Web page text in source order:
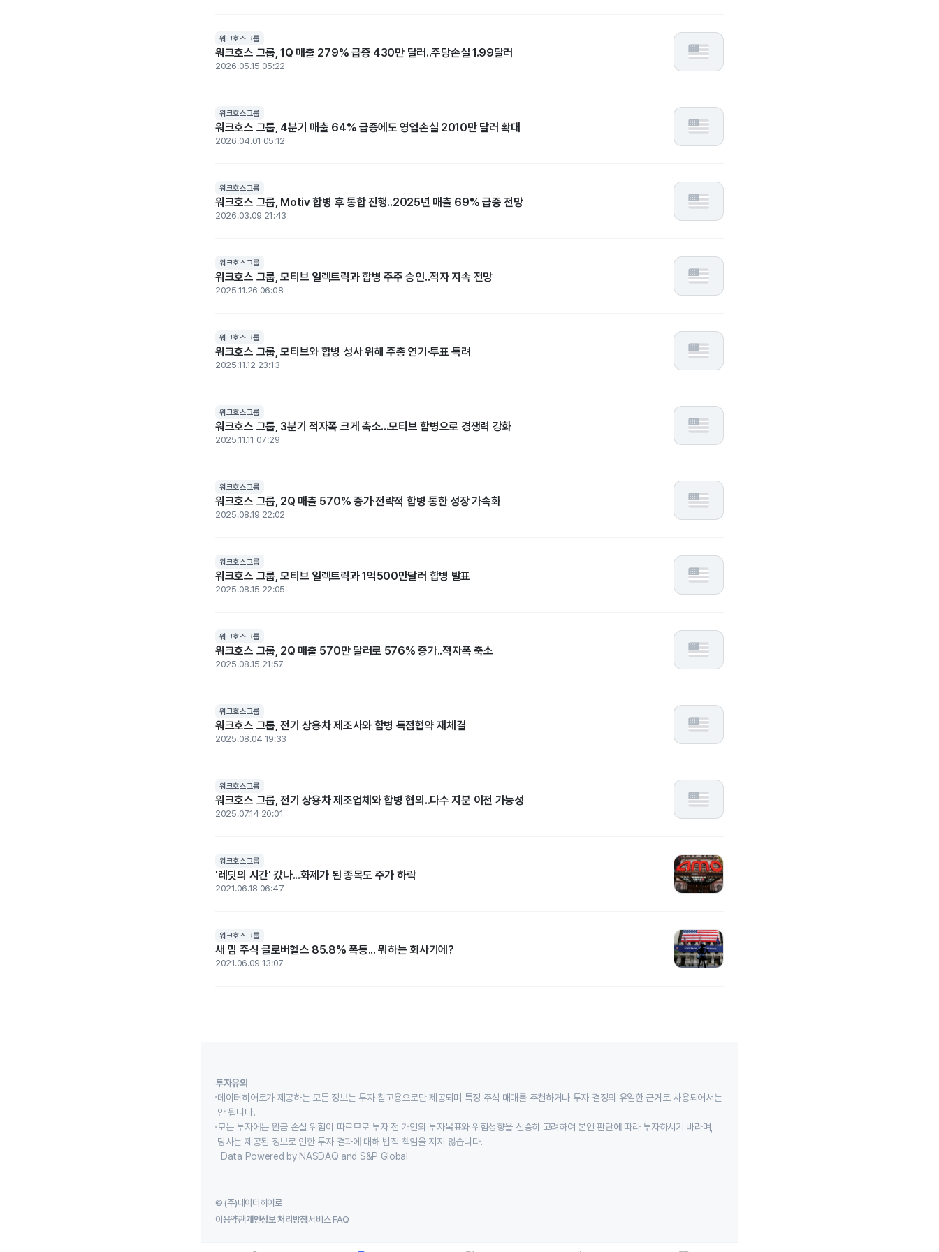
워크호스그룹
워크호스 그룹, 1Q 매출 279% 급증 430만 달러..주당손실 1.99달러
2026.05.15 05:22
워크호스그룹
워크호스 그룹, 4분기 매출 64% 급증에도 영업손실 2010만 달러 확대
2026.04.01 05:12
워크호스그룹
워크호스 그룹, Motiv 합병 후 통합 진행..2025년 매출 69% 급증 전망
2026.03.09 21:43
워크호스그룹
워크호스 그룹, 모티브 일렉트릭과 합병 주주 승인..적자 지속 전망
2025.11.26 06:08
워크호스그룹
워크호스 그룹, 모티브와 합병 성사 위해 주총 연기·투표 독려
2025.11.12 23:13
워크호스그룹
워크호스 그룹, 3분기 적자폭 크게 축소...모티브 합병으로 경쟁력 강화
2025.11.11 07:29
워크호스그룹
워크호스 그룹, 2Q 매출 570% 증가·전략적 합병 통한 성장 가속화
2025.08.19 22:02
워크호스그룹
워크호스 그룹, 모티브 일렉트릭과 1억500만달러 합병 발표
2025.08.15 22:05
워크호스그룹
워크호스 그룹, 2Q 매출 570만 달러로 576% 증가..적자폭 축소
2025.08.15 21:57
워크호스그룹
워크호스 그룹, 전기 상용차 제조사와 합병 독점협약 재체결
2025.08.04 19:33
워크호스그룹
워크호스 그룹, 전기 상용차 제조업체와 합병 협의..다수 지분 이전 가능성
2025.07.14 20:01
워크호스그룹
'레딧의 시간' 갔나...화제가 된 종목도 주가 하락
2021.06.18 06:47
워크호스그룹
새 밈 주식 클로버헬스 85.8% 폭등... 뭐하는 회사기에?
2021.06.09 13:07
투자유의
데이터히어로가 제공하는 모든 정보는 투자 참고용으로만 제공되며 특정 주식 매매를 추천하거나 투자 결정의 유일한 근거로 사용되어서는
안 됩니다.
모든 투자에는 원금 손실 위험이 따르므로 투자 전 개인의 투자목표와 위험성향을 신중히 고려하여 본인 판단에 따라 투자하시기 바라며,
당사는 제공된 정보로 인한 투자 결과에 대해 법적 책임을 지지 않습니다.
Data Powered by NASDAQ and S&P Global
© (주)데이터히어로
이용약관개인정보 처리방침서비스 FAQ